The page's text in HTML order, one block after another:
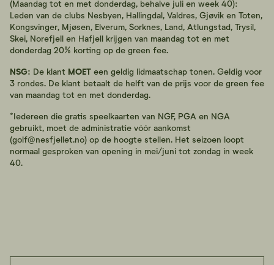
(Maandag tot en met donderdag, behalve juli en week 40):
Leden van de clubs Nesbyen, Hallingdal, Valdres, Gjøvik en Toten,
Kongsvinger, Mjøsen, Elverum, Sorknes, Land, Atlungstad, Trysil,
Skei, Norefjell en Hafjell krijgen van maandag tot en met
donderdag 20% korting op de green fee.
NSG: De klant MOET een geldig lidmaatschap tonen. Geldig voor
3 rondes. De klant betaalt de helft van de prijs voor de green fee
van maandag tot en met donderdag.
*Iedereen die gratis speelkaarten van NGF, PGA en NGA
gebruikt, moet de administratie vóór aankomst
(golf@nesfjellet.no) op de hoogte stellen. Het seizoen loopt
normaal gesproken van opening in mei/juni tot zondag in week
40.